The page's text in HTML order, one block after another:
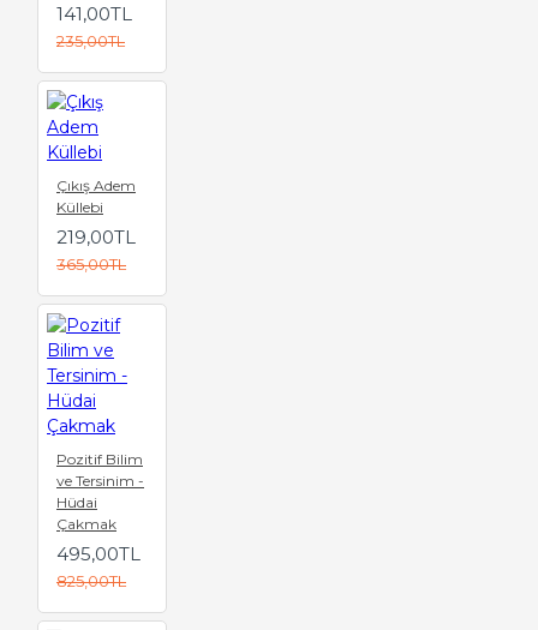
141,00TL
235,00TL
Çıkış Adem
Küllebi
219,00TL
365,00TL
Pozitif Bilim
ve Tersinim -
Hüdai
Çakmak
495,00TL
825,00TL